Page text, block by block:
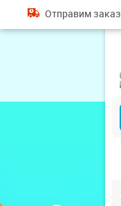
Отправим заказ